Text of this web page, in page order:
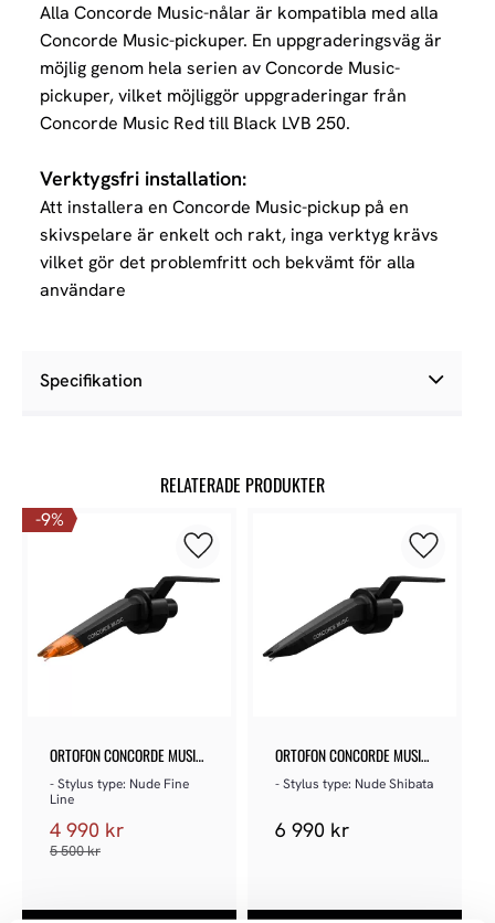
Alla Concorde Music-nålar är kompatibla med alla
Concorde Music-pickuper. En uppgraderingsväg är
möjlig genom hela serien av Concorde Music-
pickuper, vilket möjliggör uppgraderingar från
Concorde Music Red till Black LVB 250.
Verktygsfri installation:
Att installera en Concorde Music-pickup på en
skivspelare är enkelt och rakt, inga verktyg krävs
vilket gör det problemfritt och bekvämt för alla
användare
Specifikation
RELATERADE PRODUKTER
ORTOFON CONCORDE MUSIC
- Stylus type: Nude Fine
Line
4 990 kr
5 500kr
9%
Lägg till i favoriter
ORTOFON CONCORDE MUSIC
- Stylus type: Nude Shibata
6 990 kr
Lägg till